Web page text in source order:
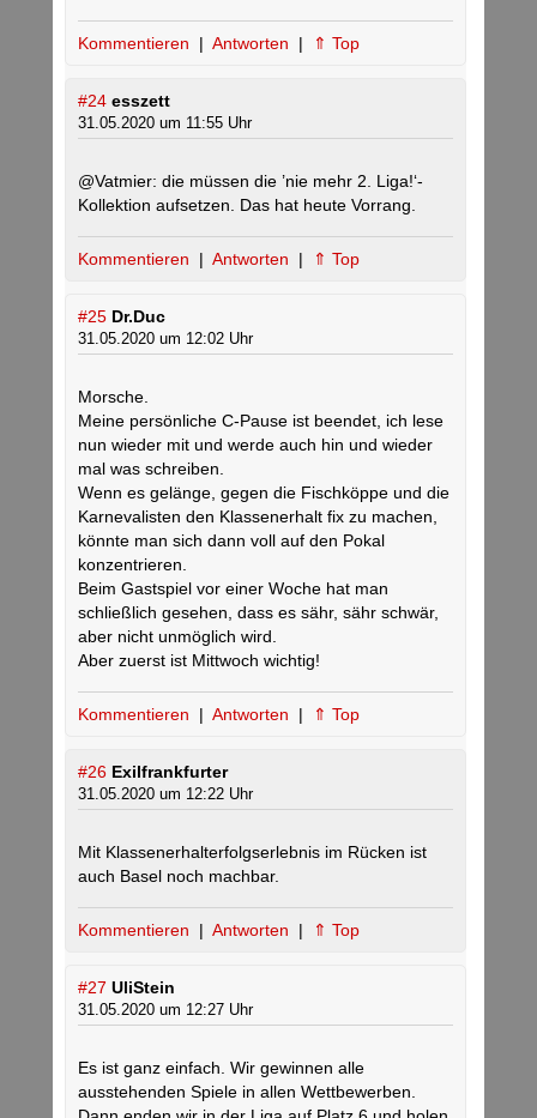
Kommentieren | Antworten | ⇑ Top
#24 esszett
31.05.2020 um 11:55 Uhr
@Vatmier: die müssen die ’nie mehr 2. Liga!‘-
Kollektion aufsetzen. Das hat heute Vorrang.
Kommentieren | Antworten | ⇑ Top
#25 Dr.Duc
31.05.2020 um 12:02 Uhr
Morsche.
Meine persönliche C-Pause ist beendet, ich lese
nun wieder mit und werde auch hin und wieder
mal was schreiben.
Wenn es gelänge, gegen die Fischköppe und die
Karnevalisten den Klassenerhalt fix zu machen,
könnte man sich dann voll auf den Pokal
konzentrieren.
Beim Gastspiel vor einer Woche hat man
schließlich gesehen, dass es sähr, sähr schwär,
aber nicht unmöglich wird.
Aber zuerst ist Mittwoch wichtig!
Kommentieren | Antworten | ⇑ Top
#26 Exilfrankfurter
31.05.2020 um 12:22 Uhr
Mit Klassenerhalterfolgserlebnis im Rücken ist
auch Basel noch machbar.
Kommentieren | Antworten | ⇑ Top
#27 UliStein
31.05.2020 um 12:27 Uhr
Es ist ganz einfach. Wir gewinnen alle
ausstehenden Spiele in allen Wettbewerben.